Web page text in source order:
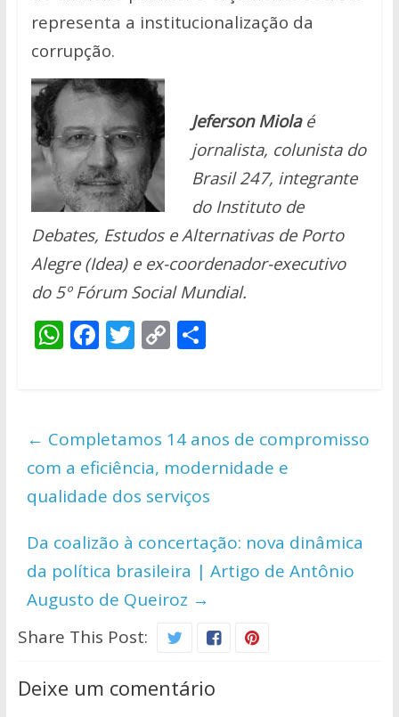
representa a institucionalização da
corrupção.
Jeferson Miolaé
jornalista, colunista do
Brasil 247, integrante
do Instituto de
Debates, Estudos e Alternativas de Porto
Alegre (Idea) e ex-coordenador-executivo
do 5º Fórum Social Mundial.
W
A
p
p
F
o
o
k
T C
Li
n
k
S
← Completamos 14 anos de compromisso
com a eficiência, modernidade e
qualidade dos serviços
Da coalizão à concertação: nova dinâmica
da política brasileira | Artigo de Antônio
Augusto de Queiroz →
Share This Post:
Deixe um comentário